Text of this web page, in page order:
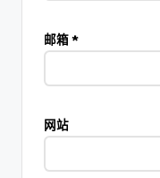
邮箱*
网站